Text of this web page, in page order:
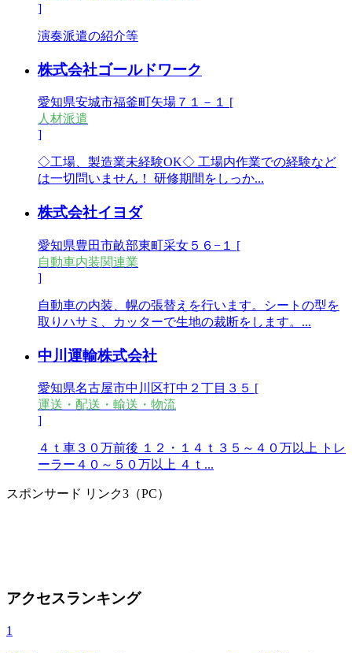
]
演奏派遣の紹介等
株式会社ゴールドワーク
愛知県安城市福釜町矢場７１－１ [
人材派遣
]
◇工場、製造業未経験OK◇ 工場内作業での経験など
は一切問いません！ 研修期間をしっか...
株式会社イヨダ
愛知県豊田市畝部東町采女５６−１ [
自動車内装関連業
]
自動車の内装、幌の張替えを行います。シートの型を
取りハサミ、カッターで生地の裁断をします。...
中川運輸株式会社
愛知県名古屋市中川区打中２丁目３５ [
運送・配送・輸送・物流
]
４ｔ車３０万前後 １２・１４ｔ３５～４０万以上 トレ
ーラー４０～５０万以上 ４ｔ...
スポンサード リンク3（PC）
アクセスランキング
1